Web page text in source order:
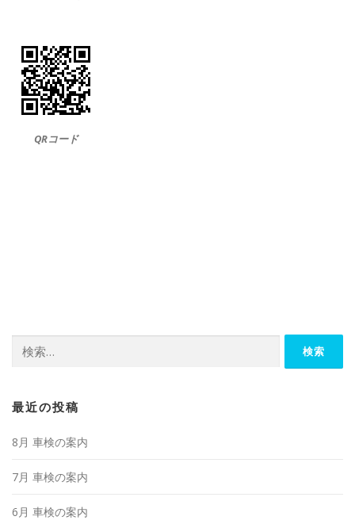
QRコード
索:
最近の投稿
8月 車検の案内
7月 車検の案内
6月 車検の案内